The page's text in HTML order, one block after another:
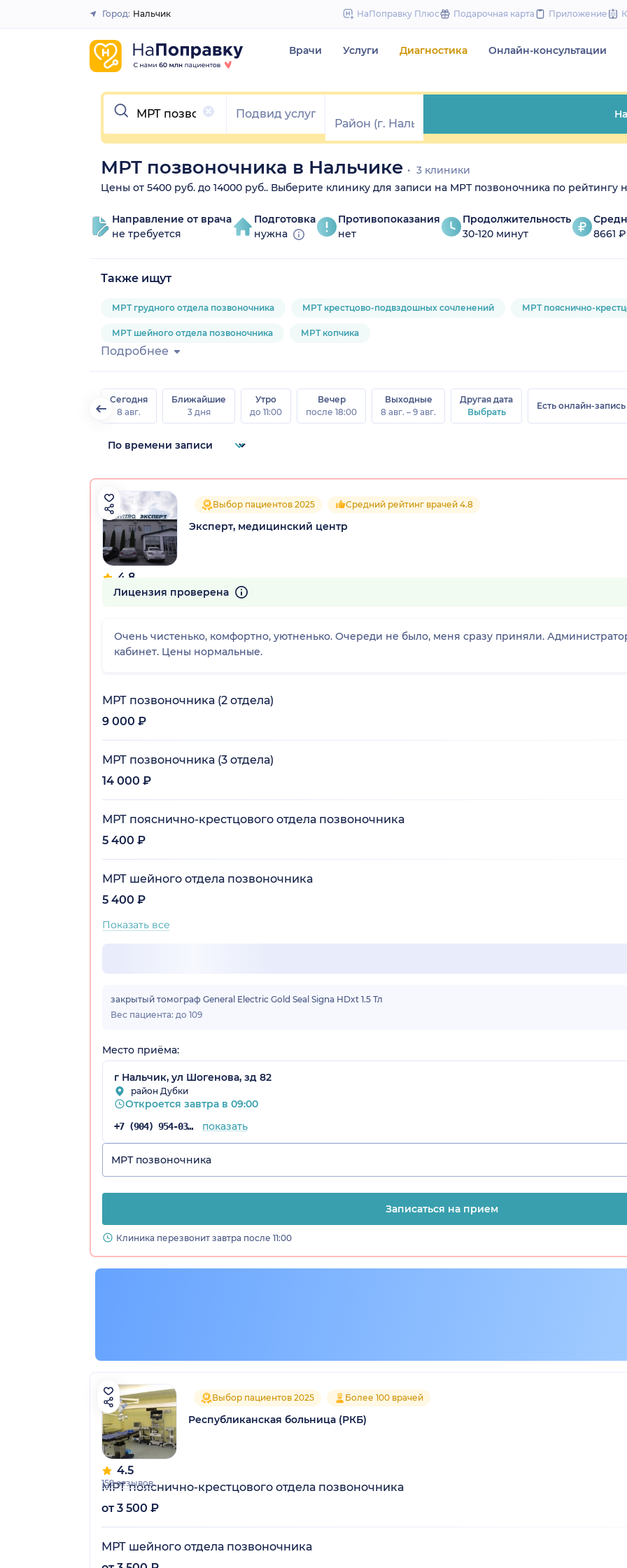
to
Закрыть
Город: Нальчик НаПоправку Плюс Подарочная карта Приложение
Врачи Услуги Диагностика Онлайн-консультации
Очистить
МРТ позвоночника в Нальчике
3 клиники
Цены от 5400 руб. до 14000 руб.. Выберите клинику для записи на МРТ позвоночника по рейтингу
Направление от врача
не требуется
Подготовка
нужна
Противопоказания
нет
Продолжительность
30-120 минут
8661 ₽
Также ищут
МРТ грудного отдела позвоночника МРТ крестцово-подвздошных сочленений МРТ пояснично-
МРТ шейного отдела позвоночника МРТ копчика
Подробнее
Сегодня
8 авг.
Ближайшие
3 дня
Утро
до 11:00
Вечер
после 18:00
Выходные
8 авг. – 9 авг.
Другая дата
Выбрать
Есть онлайн-запись
4.8
507 отзывов
Выбор пациентов 2025 Средний рейтинг врачей 4.8
Эксперт, медицинский центр
Лицензия проверена
Очень чистенько, комфортно, уютненько. Очереди не было, меня сразу приняли.
кабинет. Цены нормальные.
МРТ позвоночника (2 отдела)
9 000 ₽
МРТ позвоночника (3 отдела)
14 000 ₽
МРТ пояснично-крестцового отдела позвоночника
5 400 ₽
МРТ шейного отдела позвоночника
5 400 ₽
Показать все
закрытый томограф General Electric Gold Seal Signa HDxt 1.5 Тл
Вес пациента: до 109
Место приёма:
г Нальчик, ул Шогенова, зд 82
район Дубки
Откроется завтра в 09:00
+7 (904) 954-03-86 показать
МРТ позвоночника
Записаться на прием
Клиника перезвонит завтра после 11:00
4.5
159 отзывов
Выбор пациентов 2025 Более 100 врачей
Республиканская больница (РКБ)
МРТ пояснично-крестцового отдела позвоночника
от 3 500 ₽
МРТ шейного отдела позвоночника